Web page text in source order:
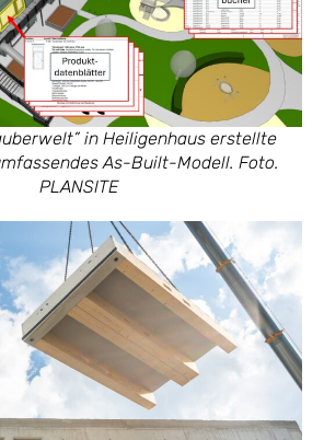
in Heiligenhaus erstellte
As-Built-Modell. Foto.
PLANSITE